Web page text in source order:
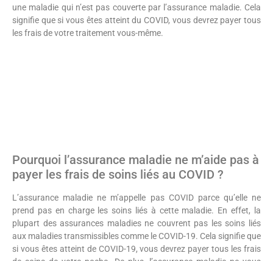
une maladie qui n’est pas couverte par l’assurance maladie. Cela
signifie que si vous êtes atteint du COVID, vous devrez payer tous
les frais de votre traitement vous-même.
Pourquoi l’assurance maladie ne m’aide pas à
payer les frais de soins liés au COVID ?
L’assurance maladie ne m’appelle pas COVID parce qu’elle ne
prend pas en charge les soins liés à cette maladie. En effet, la
plupart des assurances maladies ne couvrent pas les soins liés
aux maladies transmissibles comme le COVID-19. Cela signifie que
si vous êtes atteint de COVID-19, vous devrez payer tous les frais